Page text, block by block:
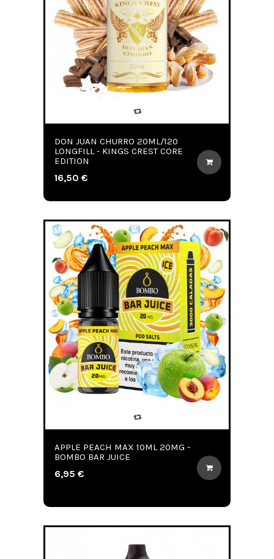
DON JUAN CHURRO 20ML/120
LONGFILL - KINGS CREST CORE
EDITION
16,50 €
APPLE PEACH MAX 10ML 20MG -
BOMBO BAR JUICE
6,95 €